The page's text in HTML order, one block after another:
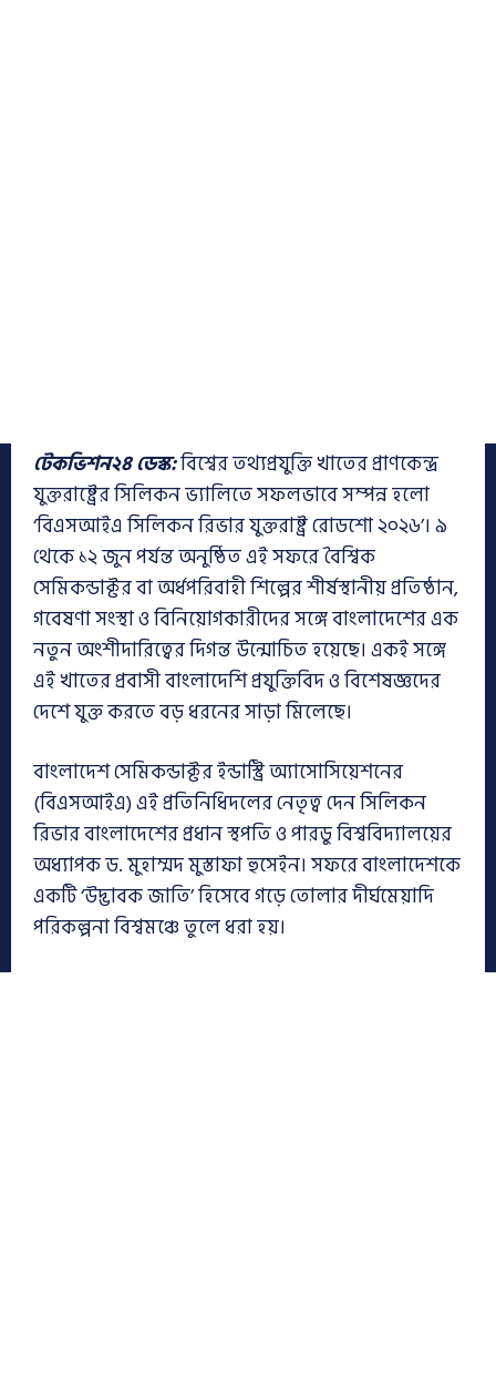
টেকভিশন২৪ ডেস্ক:বিশ্বের তথ্যপ্রযুক্তি খাতের প্রাণকেন্দ্র
যুক্তরাষ্ট্রের সিলিকন ভ্যালিতে সফলভাবে সম্পন্ন হলো
‘বিএসআইএ সিলিকন রিভার যুক্তরাষ্ট্র রোডশো ২০২৬’। ৯
থেকে ১২ জুন পর্যন্ত অনুষ্ঠিত এই সফরে বৈশ্বিক
সেমিকন্ডাক্টর বা অর্ধপরিবাহী শিল্পের শীর্ষস্থানীয় প্রতিষ্ঠান,
গবেষণা সংস্থা ও বিনিয়োগকারীদের সঙ্গে বাংলাদেশের এক
নতুন অংশীদারিত্বের দিগন্ত উন্মোচিত হয়েছে। একই সঙ্গে
এই খাতের প্রবাসী বাংলাদেশি প্রযুক্তিবিদ ও বিশেষজ্ঞদের
দেশে যুক্ত করতে বড় ধরনের সাড়া মিলেছে।
বাংলাদেশ সেমিকন্ডাক্টর ইন্ডাস্ট্রি অ্যাসোসিয়েশনের
(বিএসআইএ) এই প্রতিনিধিদলের নেতৃত্ব দেন সিলিকন
রিভার বাংলাদেশের প্রধান স্থপতি ও পারডু বিশ্ববিদ্যালয়ের
অধ্যাপক ড. মুহাম্মদ মুস্তাফা হুসেইন। সফরে বাংলাদেশকে
একটি ‘উদ্ভাবক জাতি’ হিসেবে গড়ে তোলার দীর্ঘমেয়াদি
পরিকল্পনা বিশ্বমঞ্চে তুলে ধরা হয়।